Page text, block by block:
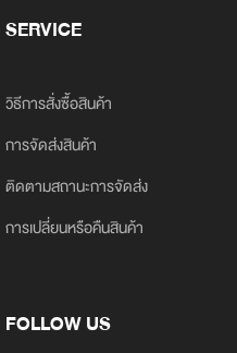
SERVICE
วิธีการสั่งซื้อสินค้า
การจัดส่งสินค้า
ติดตามสถานะการจัดส่ง
การเปลี่ยนหรือคืนสินค้า
FOLLOW US